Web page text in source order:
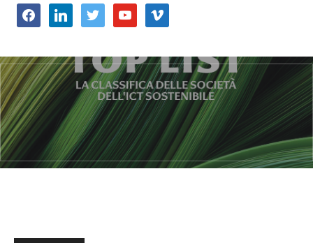
facebooklinkedin twitter youtube vimeo